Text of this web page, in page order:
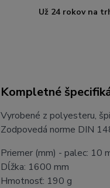
Už 24 rokov na
Kompletné
Vyrobené z polyesteru,
Zodpovedá norme DIN
Priemer (mm) - palec: 10
Dĺžka: 1600 mm
Hmotnosť: 190 g